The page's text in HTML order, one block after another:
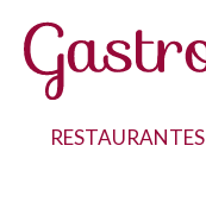
RESTAURANTES